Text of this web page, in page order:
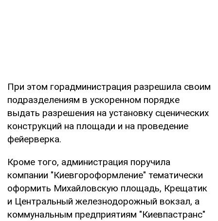
При этом горадминистрация разрешила своим
подразделениям в ускоренном порядке
выдать разрешения на установку сценических
конструкций на площади и на проведение
фейерверка.
Кроме того, администрация поручила
компании "Киевгороформление" тематически
оформить Михайловскую площадь, Крещатик
и Центральный железнодорожный вокзал, а
коммунальным предприятиям "Киевпастранс"